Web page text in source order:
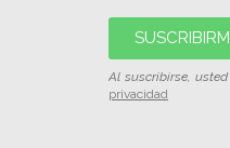
Al suscribirse,
privacidad